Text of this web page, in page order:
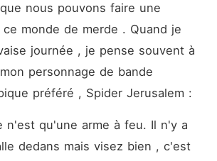
nous pouvons faire une
monde de merde . Quand je
journée , je pense souvent à
personnage de bande
préféré , Spider Jerusalem :
n'est qu'une arme à feu. Il n'y a
dedans mais visez bien , c'est